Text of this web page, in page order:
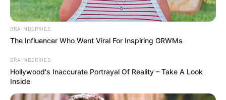
BRAINBERRIES
The Influencer Who Went Viral For Inspiring GRWMs
BRAINBERRIES
Hollywood's Inaccurate Portrayal Of Reality – Take A Look
Inside